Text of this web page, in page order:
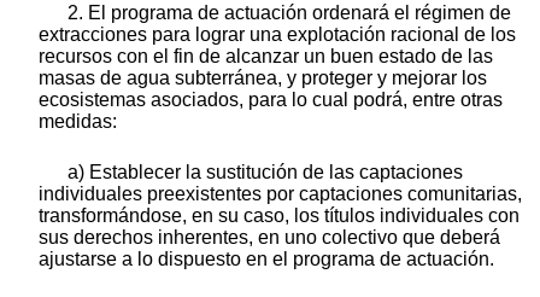
2. El programa de actuación ordenará el régimen de
extracciones para lograr una explotación racional de los
recursos con el fin de alcanzar un buen estado de las
masas de agua subterránea, y proteger y mejorar los
ecosistemas asociados, para lo cual podrá, entre otras
medidas:
a) Establecer la sustitución de las captaciones
individuales preexistentes por captaciones comunitarias,
transformándose, en su caso, los títulos individuales con
sus derechos inherentes, en uno colectivo que deberá
ajustarse a lo dispuesto en el programa de actuación.